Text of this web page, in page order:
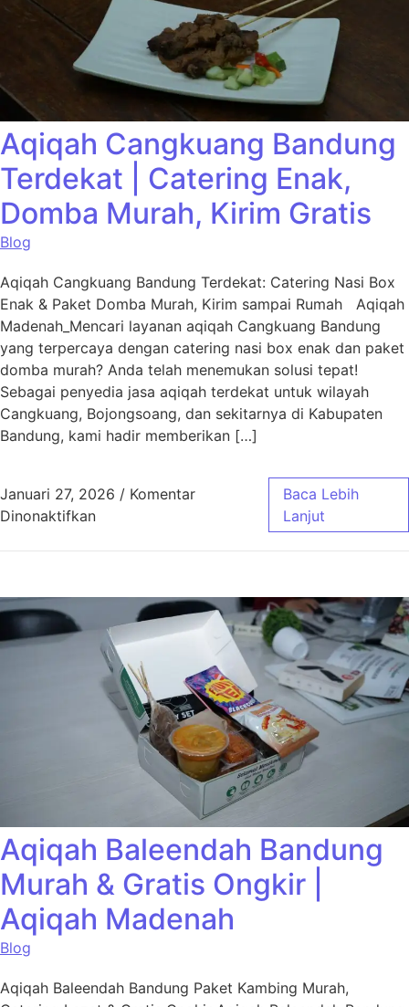
Aqiqah Cangkuang Bandung
Terdekat | Catering Enak,
Domba Murah, Kirim Gratis
Blog
Aqiqah Cangkuang Bandung Terdekat: Catering Nasi Box
Enak & Paket Domba Murah, Kirim sampai Rumah Aqiqah
Madenah_Mencari layanan aqiqah Cangkuang Bandung
yang terpercaya dengan catering nasi box enak dan paket
domba murah? Anda telah menemukan solusi tepat!
Sebagai penyedia jasa aqiqah terdekat untuk wilayah
Cangkuang, Bojongsoang, dan sekitarnya di Kabupaten
Bandung, kami hadir memberikan […]
Januari 27, 2026 / Komentar
Dinonaktifkanpada Aqiqah Cangkuang Bandung Terdekat
Baca Lebih
Lanjut
Aqiqah Baleendah Bandung
Murah & Gratis Ongkir |
Aqiqah Madenah
Blog
Aqiqah Baleendah Bandung Paket Kambing Murah,